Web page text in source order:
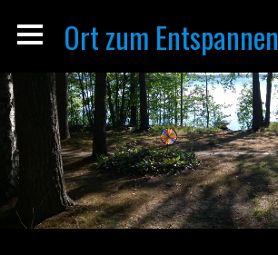
Ort zum Entspannen